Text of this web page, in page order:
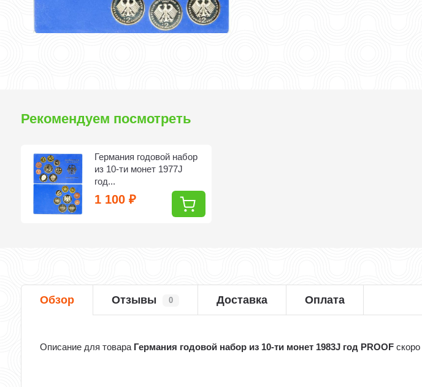
Рекомендуем посмотреть
Германия годовой набор
из 10-ти монет 1977J
год...
1 100₽
Обзор Отзывы 0 Доставка Оплата
Описание для товара Германия годовой набор из 10-ти монет 1983J год PROOF